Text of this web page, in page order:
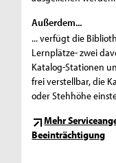
Außerdem...
... verfügt die
Lernplätze- zwei
Katalog-Stationen
frei verstellbar, die
oder Stehhöhe
Mehr
Beeinträchtigung